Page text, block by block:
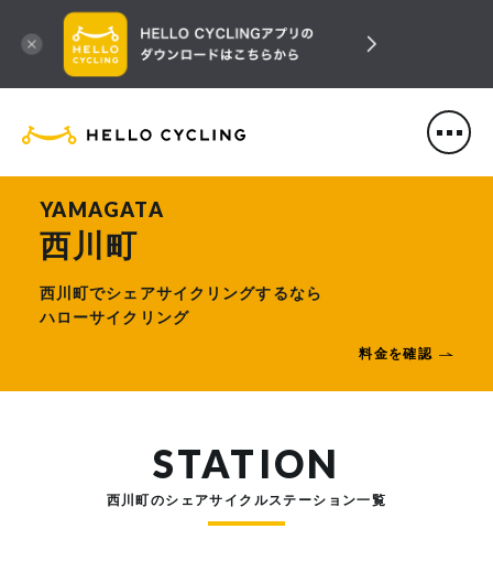
HELLO CYCLING（ハローサ
YAMAGATA
西川町
西川町でシェアサイクリングするなら
ハローサイクリング
料金を確認
STATION
西川町のシェアサイクルステーション一覧